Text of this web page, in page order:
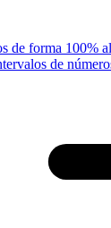
de forma 100%
de